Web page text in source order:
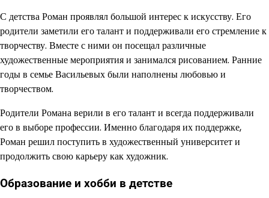
С детства Роман проявлял большой интерес к искусству. Его
родители заметили его талант и поддерживали его стремление к
творчеству. Вместе с ними он посещал различные
художественные мероприятия и занимался рисованием. Ранние
годы в семье Васильевых были наполнены любовью и
творчеством.
Родители Романа верили в его талант и всегда поддерживали
его в выборе профессии. Именно благодаря их поддержке,
Роман решил поступить в художественный университет и
продолжить свою карьеру как художник.
Образование и хобби в детстве